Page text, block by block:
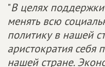
"В целях
менять всю
политику в нашей
аристократия себя
нашей стране.